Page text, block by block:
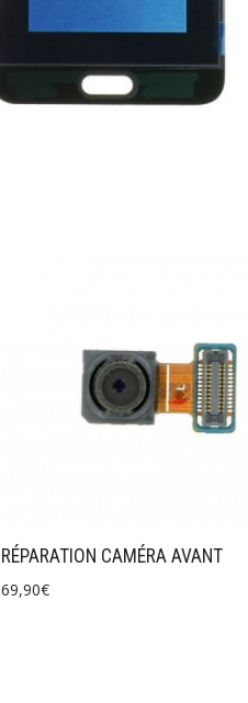
RÉPARATION CAMÉRA AVANT
69,90€